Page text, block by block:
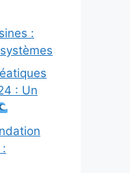
:
: Un